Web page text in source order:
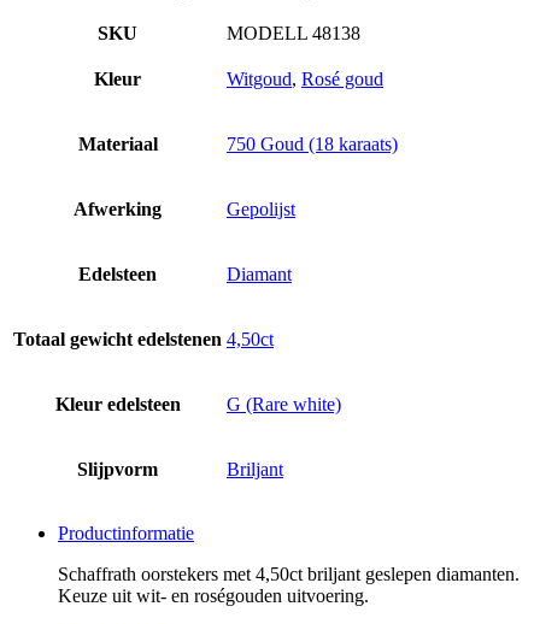
SKU MODELL 48138
Kleur Witgoud, Rosé goud
Materiaal 750 Goud (18 karaats)
Afwerking Gepolijst
Edelsteen Diamant
Totaal gewicht edelstenen 4,50ct
Kleur edelsteen G (Rare white)
Slijpvorm Briljant
Productinformatie
Schaffrath oorstekers met 4,50ct briljant geslepen diamanten.
Keuze uit wit- en roségouden uitvoering.